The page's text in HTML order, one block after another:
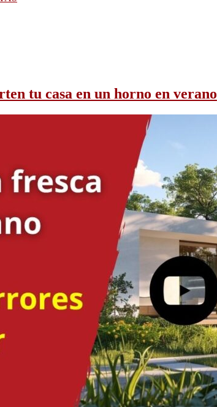
tu casa en un horno en verano